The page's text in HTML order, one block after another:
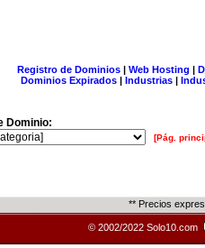
Registro de Dominios| Web Hosting |
Dominios Expirados | Industrias |
Dominio:
[Pág.
** Precios
© 2002/2022 Solo10.com